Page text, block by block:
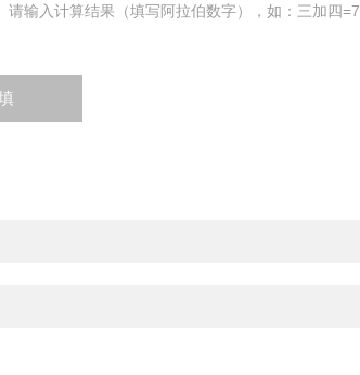
请输入计算结果（填写阿拉伯数字），如：三加四=7